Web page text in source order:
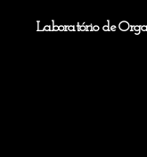
Laboratório de